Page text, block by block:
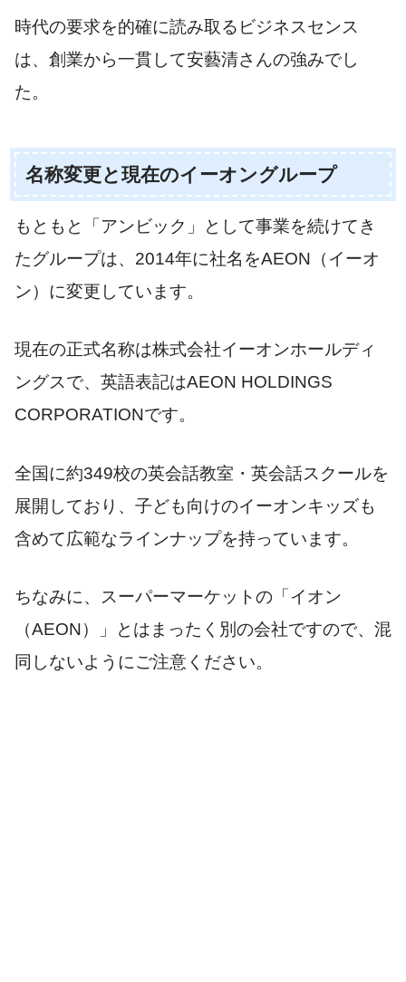
時代の要求を的確に読み取るビジネスセンス
は、創業から一貫して安藝清さんの強みでし
た。
名称変更と現在のイーオングループ
もともと「アンビック」として事業を続けてき
たグループは、2014年に社名をAEON（イーオ
ン）に変更しています。
現在の正式名称は株式会社イーオンホールディ
ングスで、英語表記はAEON HOLDINGS
CORPORATIONです。
全国に約349校の英会話教室・英会話スクールを
展開しており、子ども向けのイーオンキッズも
含めて広範なラインナップを持っています。
ちなみに、スーパーマーケットの「イオン
（AEON）」とはまったく別の会社ですので、混
同しないようにご注意ください。